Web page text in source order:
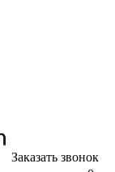
Заказать звонок